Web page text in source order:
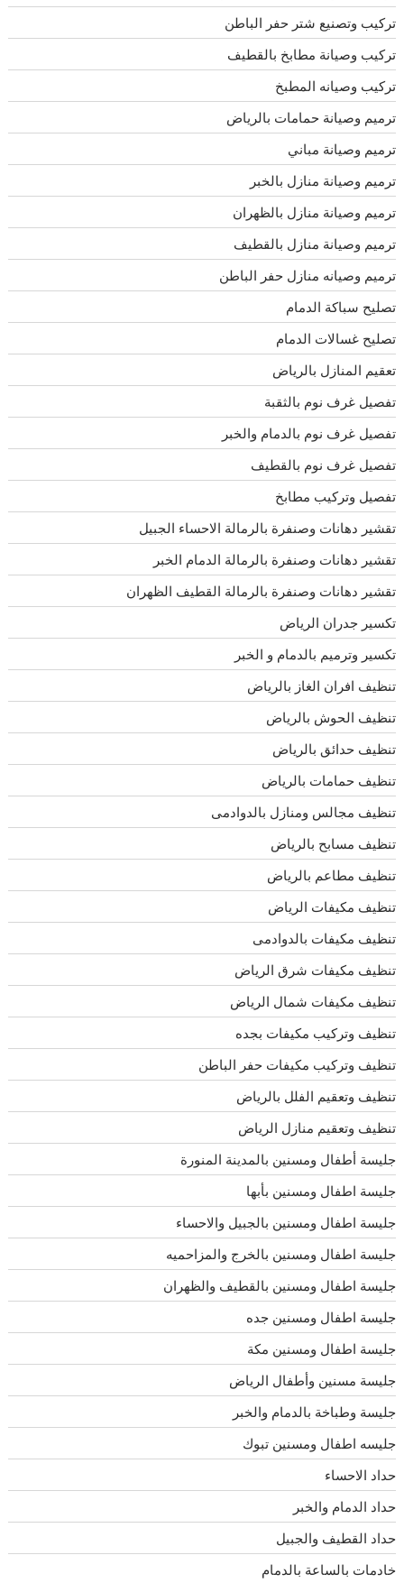
تركيب وتصنيع شتر حفر الباطن
تركيب وصيانة مطابخ بالقطيف
تركيب وصيانه المطبخ
ترميم وصيانة حمامات بالرياض
ترميم وصيانة مباني
ترميم وصيانة منازل بالخبر
ترميم وصيانة منازل بالظهران
ترميم وصيانة منازل بالقطيف
ترميم وصيانه منازل حفر الباطن
تصليح سباكة الدمام
تصليح غسالات الدمام
تعقيم المنازل بالرياض
تفصيل غرف نوم بالثقبة
تفصيل غرف نوم بالدمام والخبر
تفصيل غرف نوم بالقطيف
تفصيل وتركيب مطابخ
تقشير دهانات وصنفرة بالرمالة الاحساء الجبيل
تقشير دهانات وصنفرة بالرمالة الدمام الخبر
تقشير دهانات وصنفرة بالرمالة القطيف الظهران
تكسير جدران الرياض
تكسير وترميم بالدمام و الخبر
تنظيف افران الغاز بالرياض
تنظيف الحوش بالرياض
تنظيف حدائق بالرياض
تنظيف حمامات بالرياض
تنظيف مجالس ومنازل بالدوادمى
تنظيف مسابح بالرياض
تنظيف مطاعم بالرياض
تنظيف مكيفات الرياض
تنظيف مكيفات بالدوادمى
تنظيف مكيفات شرق الرياض
تنظيف مكيفات شمال الرياض
تنظيف وتركيب مكيفات بجده
تنظيف وتركيب مكيفات حفر الباطن
تنظيف وتعقيم الفلل بالرياض
تنظيف وتعقيم منازل الرياض
جليسة أطفال ومسنين بالمدينة المنورة
جليسة اطفال ومسنين بأبها
جليسة اطفال ومسنين بالجبيل والاحساء
جليسة اطفال ومسنين بالخرج والمزاحميه
جليسة اطفال ومسنين بالقطيف والظهران
جليسة اطفال ومسنين جده
جليسة اطفال ومسنين مكة
جليسة مسنين وأطفال الرياض
جليسة وطباخة بالدمام والخبر
جليسه اطفال ومسنين تبوك
حداد الاحساء
حداد الدمام والخبر
حداد القطيف والجبيل
خادمات بالساعة بالدمام